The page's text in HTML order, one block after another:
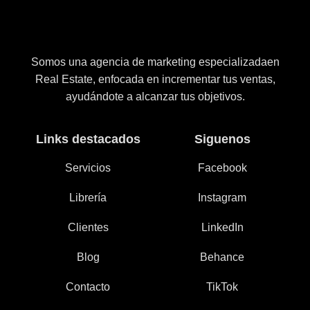
Somos una agencia de marketing especializadaen
Real Estate, enfocada en incrementar tus ventas,
ayudándote a alcanzar tus objetivos.
Links destacados
Servicios
Librería
Clientes
Blog
Contacto
Siguenos
Facebook
Instagram
LinkedIn
Behance
TikTok